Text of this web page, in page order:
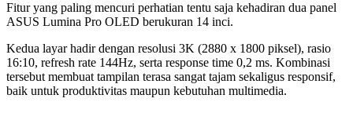
Fitur yang paling mencuri perhatian tentu saja kehadiran dua panel
ASUS Lumina Pro OLED berukuran 14 inci.
Kedua layar hadir dengan resolusi 3K (2880 x 1800 piksel), rasio
16:10, refresh rate 144Hz, serta response time 0,2 ms. Kombinasi
tersebut membuat tampilan terasa sangat tajam sekaligus responsif,
baik untuk produktivitas maupun kebutuhan multimedia.